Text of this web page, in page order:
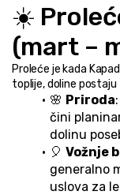
☀️
(mart –
Proleće je kada
toplije, doline postaju
🌸 Priroda
čini
dolinu
🎈 Vožnje
generalno
uslova za